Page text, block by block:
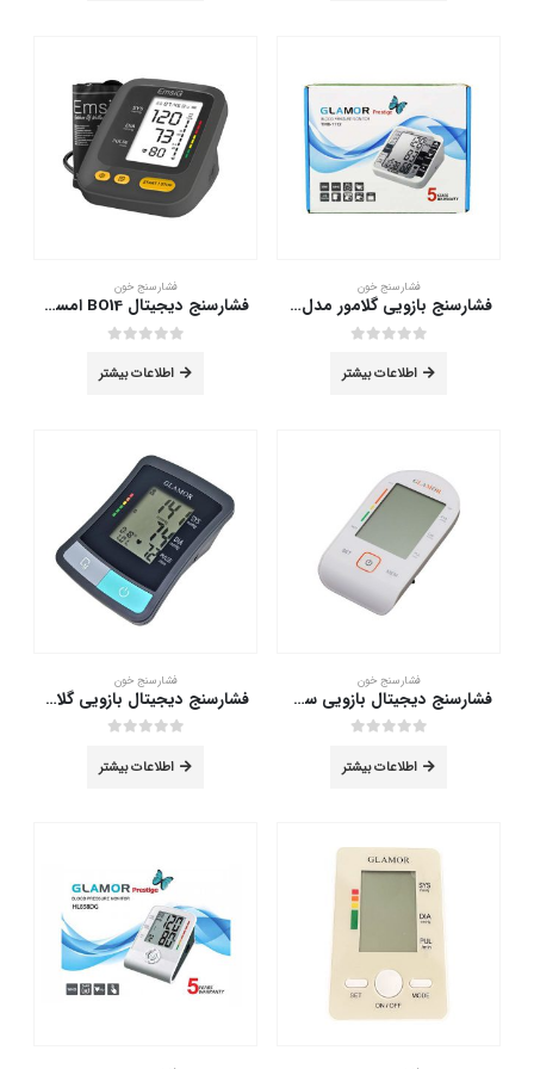
فشارسنج خون
فشارسنج بازویی گلامور مدل TMB-1112
اطلاعات بیشتر
فشارسنج خون
فشارسنج دیجیتال BO14 امسیگ
اطلاعات بیشتر
فشارسنج خون
فشارسنج دیجیتال بازویی سخنگو گلامور مدل PG-800B28
اطلاعات بیشتر
فشارسنج خون
فشارسنج دیجیتال بازویی گلامور مدل DBP-1209
اطلاعات بیشتر